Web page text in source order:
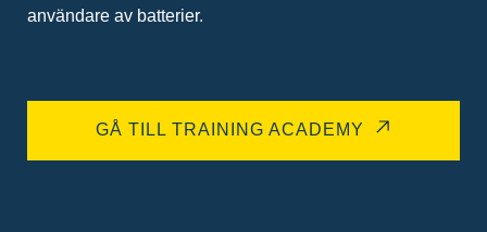
användare av batterier.
GÅ TILL TRAINING ACADEMY